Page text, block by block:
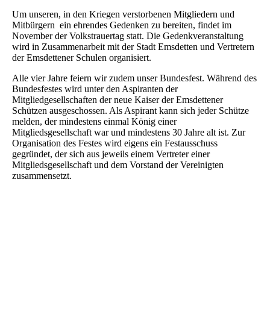
Um unseren, in den Kriegen verstorbenen Mitgliedern und
Mitbürgern ein ehrendes Gedenken zu bereiten, findet im
November der Volkstrauertag statt. Die Gedenkveranstaltung
wird in Zusammenarbeit mit der Stadt Emsdetten und Vertretern
der Emsdettener Schulen organisiert.
Alle vier Jahre feiern wir zudem unser Bundesfest. Während des
Bundesfestes wird unter den Aspiranten der
Mitgliedgesellschaften der neue Kaiser der Emsdettener
Schützen ausgeschossen. Als Aspirant kann sich jeder Schütze
melden, der mindestens einmal König einer
Mitgliedsgesellschaft war und mindestens 30 Jahre alt ist. Zur
Organisation des Festes wird eigens ein Festausschuss
gegründet, der sich aus jeweils einem Vertreter einer
Mitgliedsgesellschaft und dem Vorstand der Vereinigten
zusammensetzt.